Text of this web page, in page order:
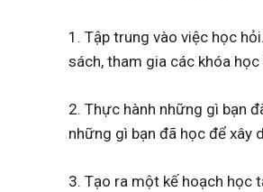
1. Tập trung vào việc học
sách, tham gia các khóa
2. Thực hành những gì bạn
những gì bạn đã học để xây
3. Tạo ra một kế hoạch học